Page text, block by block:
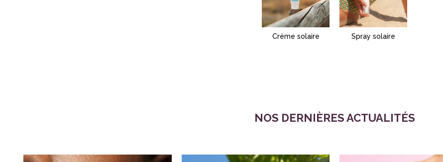
Crème solaire Spray solaire
NOS DERNIÈRES ACTUALITÉS